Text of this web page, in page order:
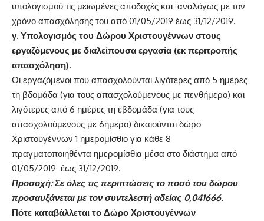
υπολογισμού τις μειωμένες αποδοχές και αναλόγως με τον
χρόνο απασχόλησης του από 01/05/2019 έως 31/12/2019.
γ. Υπολογισμός του Δώρου Χριστουγέννων στους
εργαζόμενους με διαλείπουσα εργασία (εκ περιτροπής
απασχόληση).
Οι εργαζόμενοι που απασχολούνται λιγότερες από 5 ημέρες
τη βδομάδα (για τους απασχολούμενους με πενθήμερο) και
λιγότερες από 6 ημέρες τη εβδομάδα (για τους
απασχολούμενους με 6ήμερο) δικαιούνται δώρο
Χριστουγέννων 1 ημερομίσθιο για κάθε 8
πραγματοποιηθέντα ημερομίσθια μέσα στο διάστημα από
01/05/2019 έως 31/12/2019.
Προσοχή: Σε όλες τις περιπτώσεις το ποσό του δώρου
προσαυξάνεται με τον συντελεστή αδείας 0,041666.
Πότε καταβάλλεται το Δώρο Χριστουγέννων